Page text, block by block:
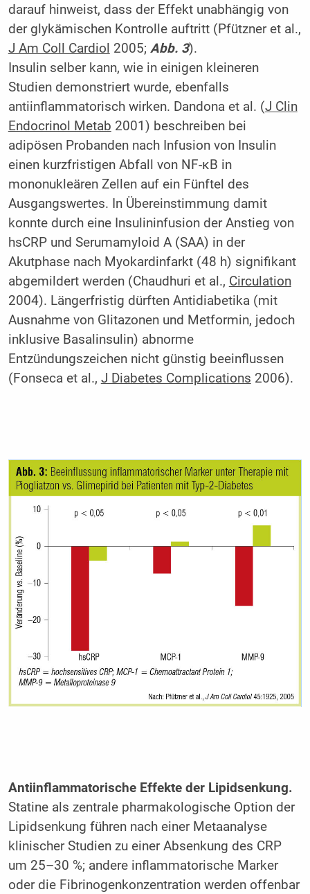
darauf hinweist, dass der Effekt unabhängig von
der glykämischen Kontrolle auftritt (Pfützner et al.,
J Am Coll Cardiol 2005; Abb. 3).
Insulin selber kann, wie in einigen kleineren
Studien demonstriert wurde, ebenfalls
antiinflammatorisch wirken. Dandona et al. (J Clin
Endocrinol Metab 2001) beschreiben bei
adipösen Probanden nach Infusion von Insulin
einen kurzfristigen Abfall von NF-κB in
mononukleären Zellen auf ein Fünftel des
Ausgangswertes. In Übereinstimmung damit
konnte durch eine Insulininfusion der Anstieg von
hsCRP und Serumamyloid A (SAA) in der
Akutphase nach Myokardinfarkt (48 h) signifikant
abgemildert werden (Chaudhuri et al., Circulation
2004). Längerfristig dürften Antidiabetika (mit
Ausnahme von Glitazonen und Metformin, jedoch
inklusive Basalinsulin) abnorme
Entzündungszeichen nicht günstig beeinflussen
(Fonseca et al., J Diabetes Complications 2006).
Antiinflammatorische Effekte der Lipidsenkung.
Statine als zentrale pharmakologische Option der
Lipidsenkung führen nach einer Metaanalyse
klinischer Studien zu einer Absenkung des CRP
um 25–30 %; andere inflammatorische Marker
oder die Fibrinogenkonzentration werden offenbar